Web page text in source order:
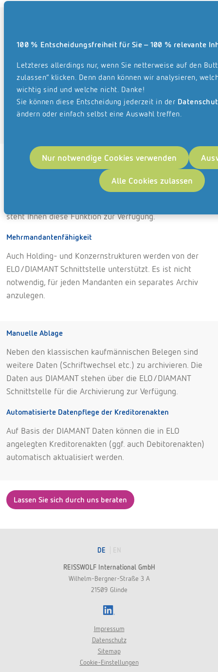
100 % Entscheidungsfreiheit für Sie – 100 % relevante
Letzteres allerdings nur, wenn Sie netterweise auf den
zulassen“ klicken. Denn dann können wir analysieren,
wichtig sind und welche nicht. Danke!
Sie können diese Entscheidung jederzeit in der
ändern oder einfach selbst eine Auswahl treffen.
Alle Cookies zulassen
Nur notwendige Cookies verwenden
kontiert werden. Alle Rechnungsinformationen sammelt
der ELO Workflow inkl. notwendiger Zusatzdaten für das
Buchen in DIAMANT. Dabei werden die Sachkonten,
Kreditoren, Kostenstellen (und ggf. weitere
Kontierungsobjekte) aus DIAMANT angeboten.
Abschließend stehen die Buchungen in DIAMANT zur
Belegaufruf
Ein FIBU Beleg kann aus DIAMANT (Eingangsrechnung,
Ausgangsrechnung, etc.) komfortabel aufgerufen
steht Ihnen diese Funktion zur Verfügung.
Mehrmandantenfähigkeit
Auch Holding- und Konzernstrukturen werden von der
ELO/DIAMANT Schnittstelle unterstützt. Es ist nicht
notwendig, für jeden Mandanten ein separates Archiv
anzulegen.
Manuelle Ablage
Neben den klassischen kaufmännischen Belegen sind
weitere Daten (Schriftwechsel etc.) zu archivieren. Die
Daten aus DIAMANT stehen über die ELO/DIAMANT
Schnittstelle für die Archivierung zur Verfügung.
Automatisierte Datenpflege der Kreditorenakten
Auf Basis der DIAMANT Daten können die in ELO
angelegten Kreditorenakten (ggf. auch Debitorenakten)
automatisch aktualisiert werden.
Lassen Sie sich durch uns beraten
DE EN
REISSWOLF International GmbH
Wilhelm-Bergner-Straße 3 A
21509 Glinde
Impressum
Datenschutz
Sitemap
Cookie-Einstellungen